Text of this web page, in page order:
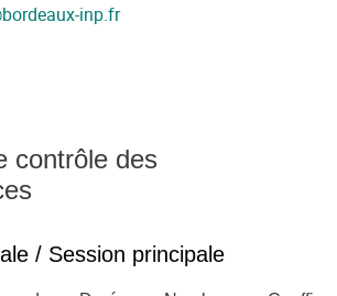
bordeaux-inp.fr
contrôle des
/ Session principale